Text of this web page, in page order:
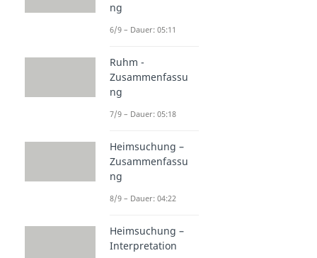
ng
6/9 – Dauer: 05:11
Ruhm -
Zusammenfassu
ng
7/9 – Dauer: 05:18
Heimsuchung –
Zusammenfassu
ng
8/9 – Dauer: 04:22
Heimsuchung –
Interpretation